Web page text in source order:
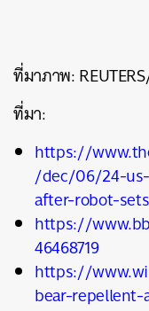
ที่มาภาพ:
ที่มา:
https://
/dec/06/24-
after-robot-
https://
46468719
https://
bear-